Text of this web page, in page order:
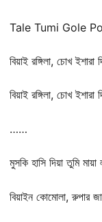
Tale Tumi Gole
বিয়াই রঙ্গিলা, চোখ
বিয়াই রঙ্গিলা, চোখ
……
মুসকি হাসি দিয়া তুমি মায়া
বিয়াইন কোমোলা, রুপার